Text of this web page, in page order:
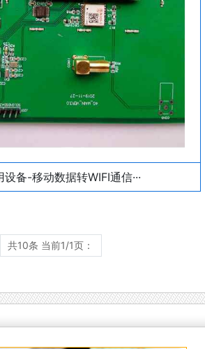
备-移动数据转WIFI通信···
共10条 当前1/1页：